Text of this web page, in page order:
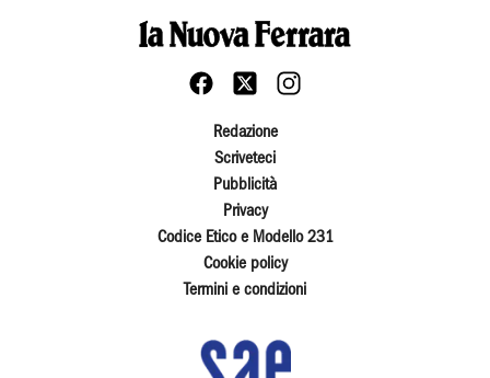
Redazione
Scriveteci
Pubblicità
Privacy
Codice Etico e Modello 231
Cookie policy
Termini e condizioni